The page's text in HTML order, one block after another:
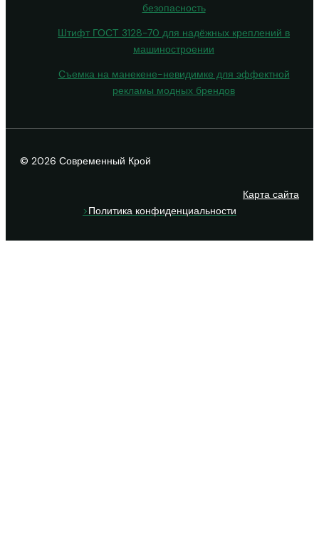
безопасность
Штифт ГОСТ 3128-70 для надёжных креплений в
машиностроении
Съемка на манекене-невидимке для эффектной
рекламы модных брендов
© 2026 Современный Крой
Карта сайта
>Политика конфиденциальности